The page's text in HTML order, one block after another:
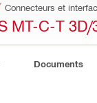
Connecteurs et
MT-C-T 3D/
Documents